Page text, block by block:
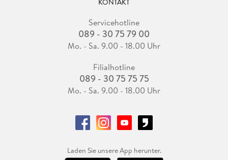
KONTAKT
Servicehotline
089 - 30 75 79 00
Mo. - Sa. 9.00 - 18.00 Uhr
Filialhotline
089 - 30 75 75 75
Mo. - Sa. 9.00 - 18.00 Uhr
Laden Sie unsere App herunter.